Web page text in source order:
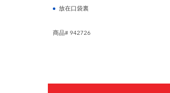
放在口袋裏
商品# 942726